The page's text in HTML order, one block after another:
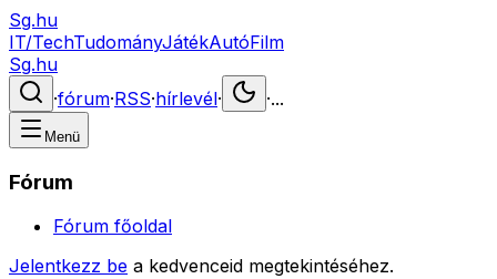
Sg.hu
IT/TechTudományJátékAutóFilm
Sg.hu
·fórum·RSS·hírlevél· ·...
Menü
Fórum
Fórum főoldal
Jelentkezz be a kedvenceid megtekintéséhez.